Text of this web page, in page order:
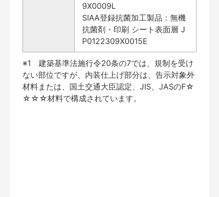
9X0009L
SIAA登録抗菌加工製品：無機
抗菌剤・印刷 シート表面層 J
P0122309X0015E
※1 建築基準法施行令20条の7では、規制を受け
ない部位ですが、内装仕上げ部分は、告示対象外
材料または、国土交通大臣認定、JIS、JASのF☆
☆☆☆材料で構成されています。